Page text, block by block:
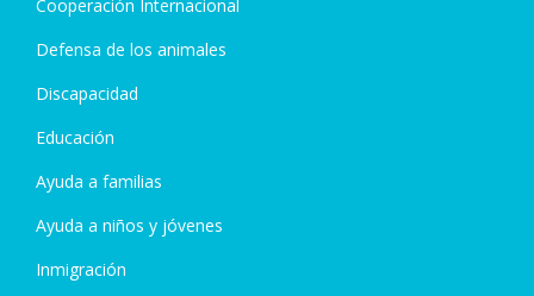
Cooperación Internacional
Defensa de los animales
Discapacidad
Educación
Ayuda a familias
Ayuda a niños y jóvenes
Inmigración